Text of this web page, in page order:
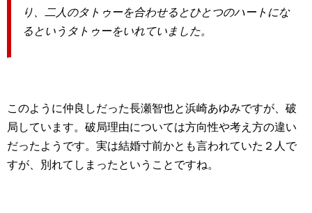
り、二人のタトゥーを合わせるとひとつのハートにな
るというタトゥーをいれていました。
このように仲良しだった長瀬智也と浜崎あゆみですが、破
局しています。破局理由については方向性や考え方の違い
だったようです。実は結婚寸前かとも言われていた２人で
すが、別れてしまったということですね。